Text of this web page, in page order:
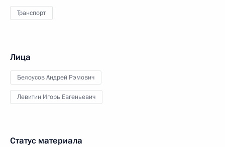
Транспорт
Лица
Белоусов Андрей Рэмович
Левитин Игорь Евгеньевич
Статус материала